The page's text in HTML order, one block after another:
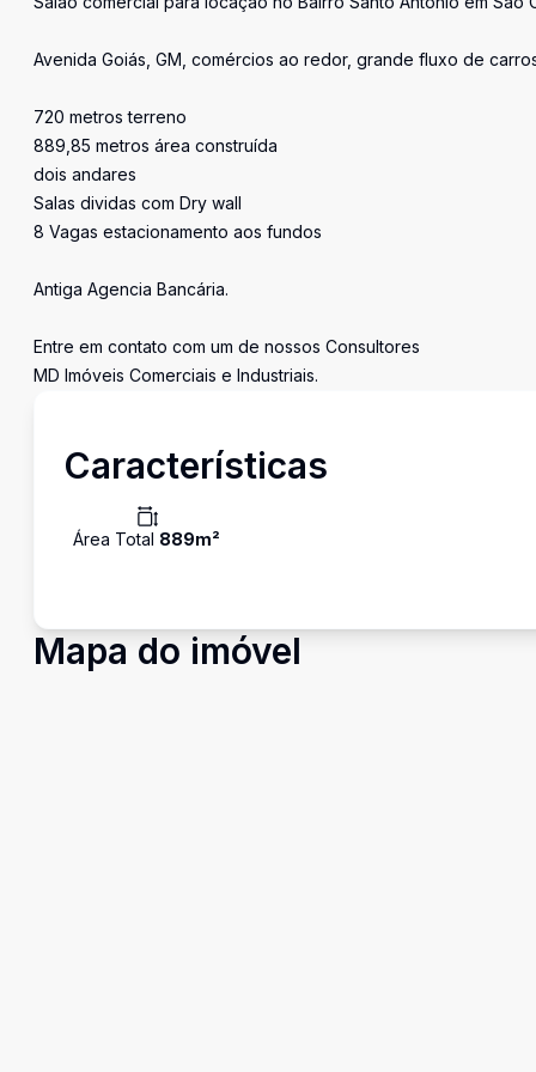
Avenida Goiás, GM, comércios ao redor, grande fluxo de
720 metros terreno
889,85 metros área construída
dois andares
Salas dividas com Dry wall
8 Vagas estacionamento aos fundos
Antiga Agencia Bancária.
Entre em contato com um de nossos Consultores
MD Imóveis Comerciais e Industriais.
Características
Área Total 889m²
Mapa do imóvel